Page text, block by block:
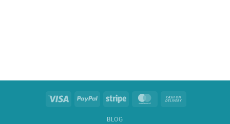
Visa PayPal Stripe MasterCard
BLOG